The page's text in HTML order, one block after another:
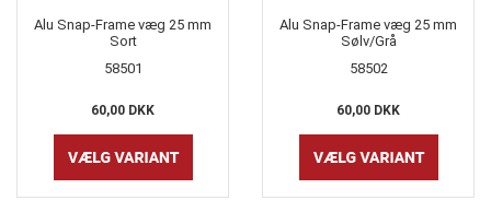
Alu Snap-Frame væg 25 mm
Sort
58501
60,00 DKK
Alu Snap-Frame væg 25 mm
Sølv/Grå
58502
60,00 DKK